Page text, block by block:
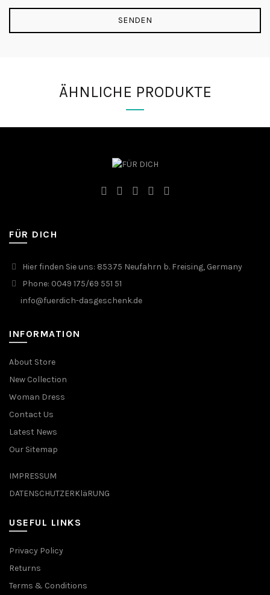
ÄHNLICHE PRODUKTE
FÜR DICH
Hier finden Sie uns: 85375 Neufahrn b. Freising, Germany
Phone: 0049 175/69 551 51
info@fuerdich-dasgeschenk.de
INFORMATION
About Store
New Collection
Woman Dress
Contact Us
Latest News
Our Sitemap
IMPRESSUM
DATENSCHUTZERKläRUNG
USEFUL LINKS
Privacy Policy
Returns
Terms & Conditions